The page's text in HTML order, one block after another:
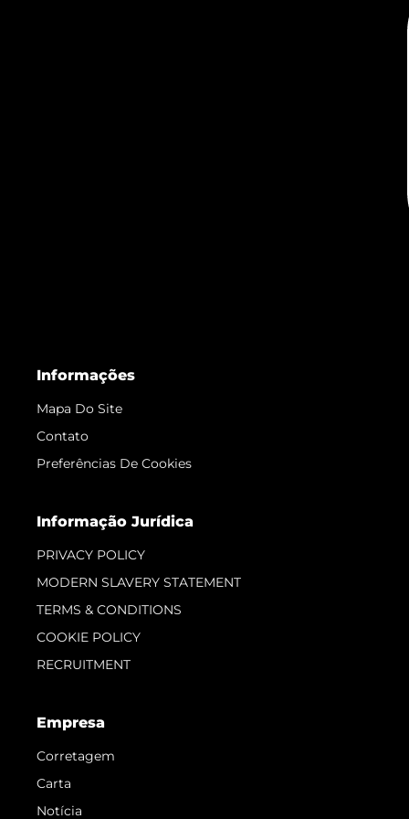
Informações
Mapa Do Site
Contato
Preferências De Cookies
Informação Jurídica
PRIVACY POLICY
MODERN SLAVERY STATEMENT
TERMS & CONDITIONS
COOKIE POLICY
RECRUITMENT
Empresa
Corretagem
Carta
Notícia